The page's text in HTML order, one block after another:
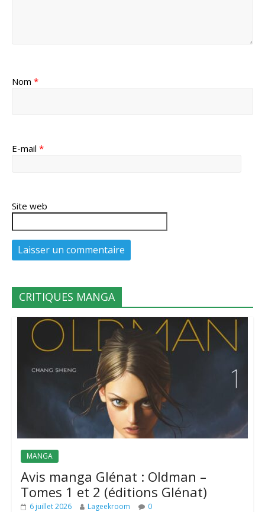
Nom *
E-mail *
Site web
CRITIQUES MANGA
MANGA
Avis manga Glénat : Oldman –
Tomes 1 et 2 (éditions Glénat)
6 juillet 2026 Lageekroom 0